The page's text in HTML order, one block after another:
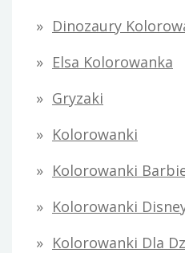
Dinozaury
Elsa Kolorowanka
Gryzaki
Kolorowanki
Kolorowanki
Kolorowanki
Kolorowanki Dla